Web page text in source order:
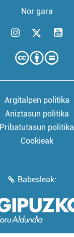
Nor gara
Argitalpen politika
Aniztasun politika
Pribatutasun politika
Cookieak
Babesleak: